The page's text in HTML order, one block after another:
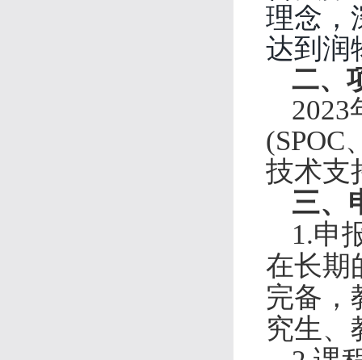
理念，
达到润
二、
2023
(SPOC
技术支
三、
1.申
在长期
完备，
究生、